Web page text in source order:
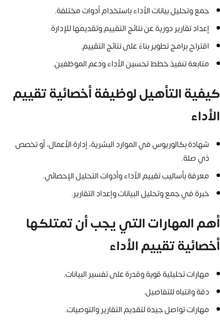
جمع وتحليل بيانات الأداء باستخدام أدوات مختلفة.
إعداد تقارير دورية عن نتائج التقييم وتقديمها للإدارة.
اقتراح برامج تطوير بناءً على نتائج التقييم.
متابعة تنفيذ خطط تحسين الأداء ودعم الموظفين.
كيفية التأهيل لوظيفة أخصائية تقييم
الأداء
شهادة بكالوريوس في الموارد البشرية، إدارة الأعمال، أو تخصص
ذي صلة.
معرفة بأساليب تقييم الأداء وأدوات التحليل الإحصائي.
خبرة في جمع وتحليل البيانات وإعداد التقارير.
أهم المهارات التي يجب أن تمتلكها
أخصائية تقييم الأداء
مهارات تحليلية قوية وقدرة على تفسير البيانات.
دقة وانتباه للتفاصيل.
مهارات تواصل جيدة لتقديم التقارير والتوصيات.